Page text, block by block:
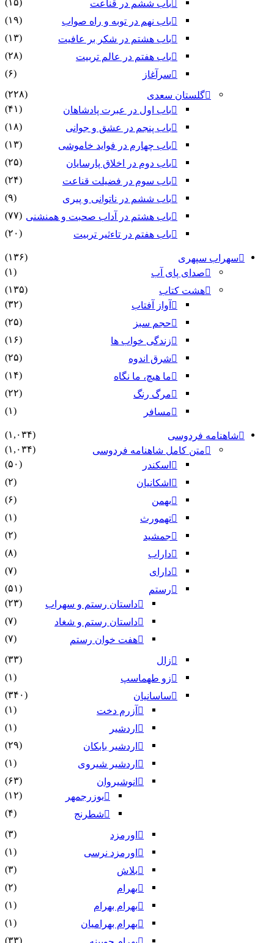
باب ششم در قناعت
(۱۵)
باب نهم در توبه و راه صواب
(۱۹)
باب هشتم در شکر بر عافیت
(۱۳)
باب هفتم در عالم تربیت
(۲۸)
سرآغاز
(۶)
گلستان سعدی
(۲۲۸)
باب اول در عبرت پادشاهان
(۴۱)
باب پنجم در عشق و جوانى
(۱۸)
باب چهارم در فواید خاموشى
(۱۳)
باب دوم در اخلاق پارسایان
(۲۵)
باب سوم در فضیلت قناعت
(۲۴)
باب ششم در ناتوانى و پیرى
(۹)
باب هشتم در آداب صحبت و همنشنى (۷۷)
باب هفتم در تاءثیر تربیت
(۲۰)
سهراب سپهری
(۱۳۶)
صدای پای آب
(۱)
هشت کتاب
(۱۳۵)
آواز آفتاب
(۳۲)
حجم سبز
(۲۵)
زندگی خواب ها
(۱۶)
شرق اندوه
(۲۵)
ما هیچ، ما نگاه
(۱۴)
مرگ رنگ
(۲۲)
مسافر
(۱)
شاهنامه فردوسی
(۱,۰۳۴)
متن کامل شاهنامه فردوسی
(۱,۰۳۴)
اسکندر
(۵۰)
اشکانیان
(۲)
بهمن
(۶)
تهمورث
(۱)
جمشید
(۲)
داراب
(۸)
دارای
(۷)
رستم
(۵۱)
داستان رستم و سهراب
(۲۳)
داستان رستم و شغاد
(۷)
هفت خوان رستم‏
(۷)
زال
(۳۳)
زو طهماسپ‏
(۱)
ساسانیان
(۳۴۰)
آزرم دخت
(۱)
اردشیر
(۱)
اردشیر بابکان
(۲۹)
اردشیر شیروی
(۱)
انوشیروان
(۶۳)
بوزرجمهر
(۱۲)
شطرنج
(۴)
اورمزد
(۳)
اورمزد نرسى‏
(۱)
بلاش
(۳)
بهرام
(۲)
بهرام بهرام
(۱)
بهرام بهرامیان‏
(۱)
(۳۳)